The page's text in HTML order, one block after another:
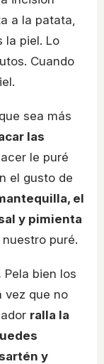
a la patata,
la piel. Lo
Cuando
sea más
las
le puré
el gusto de
el
y pimienta
puré.
Pela bien los
vez que no
ralla la
y